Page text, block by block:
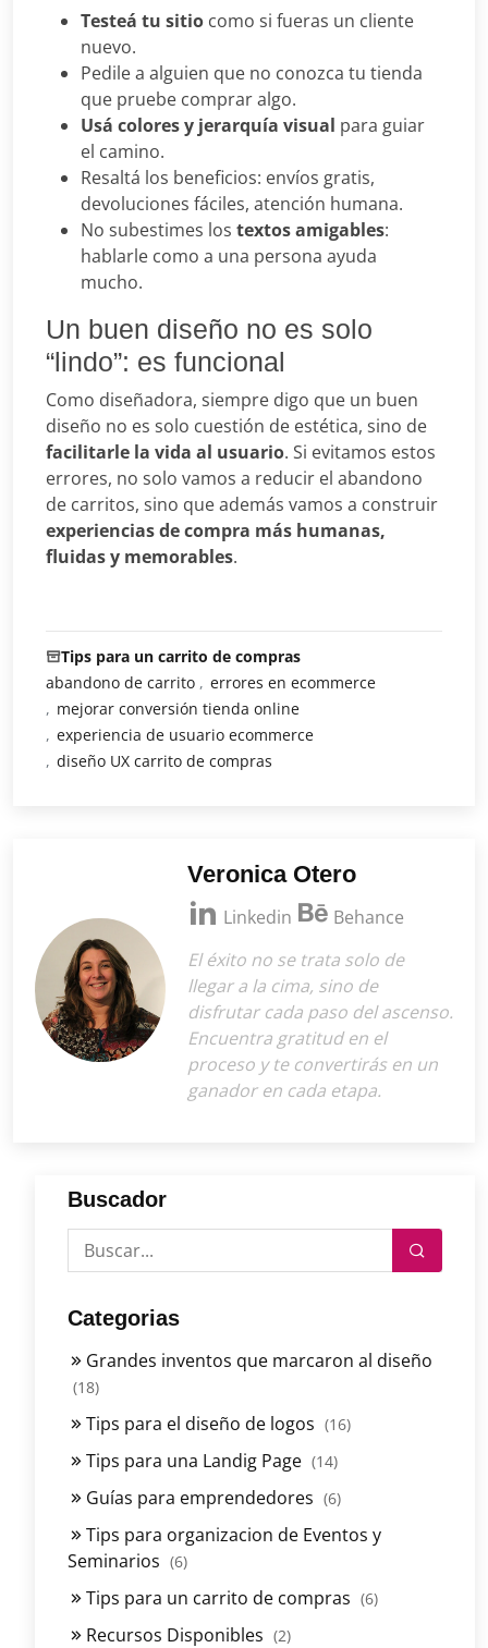
Testeá tu sitio como si fueras un cliente
nuevo.
Pedile a alguien que no conozca tu tienda
que pruebe comprar algo.
Usá colores y jerarquía visual para guiar
el camino.
Resaltá los beneficios: envíos gratis,
devoluciones fáciles, atención humana.
No subestimes los textos amigables:
hablarle como a una persona ayuda
mucho.
Un buen diseño no es solo
“lindo”: es funcional
Como diseñadora, siempre digo que un buen
diseño no es solo cuestión de estética, sino de
facilitarle la vida al usuario. Si evitamos estos
errores, no solo vamos a reducir el abandono
de carritos, sino que además vamos a construir
experiencias de compra más humanas,
fluidas y memorables.
Tips para un carrito de compras
abandono de carrito
errores en ecommerce
mejorar conversión tienda online
experiencia de usuario ecommerce
diseño UX carrito de compras
Veronica Otero
Linkedin
Behance
El éxito no se trata solo de
llegar a la cima, sino de
disfrutar cada paso del ascenso.
Encuentra gratitud en el
proceso y te convertirás en un
ganador en cada etapa.
Buscador
Categorias
Grandes inventos que marcaron al diseño
(18)
Tips para el diseño de logos (16)
Tips para una Landig Page (14)
Guías para emprendedores (6)
Tips para organizacion de Eventos y
Seminarios (6)
Tips para un carrito de compras (6)
Recursos Disponibles (2)